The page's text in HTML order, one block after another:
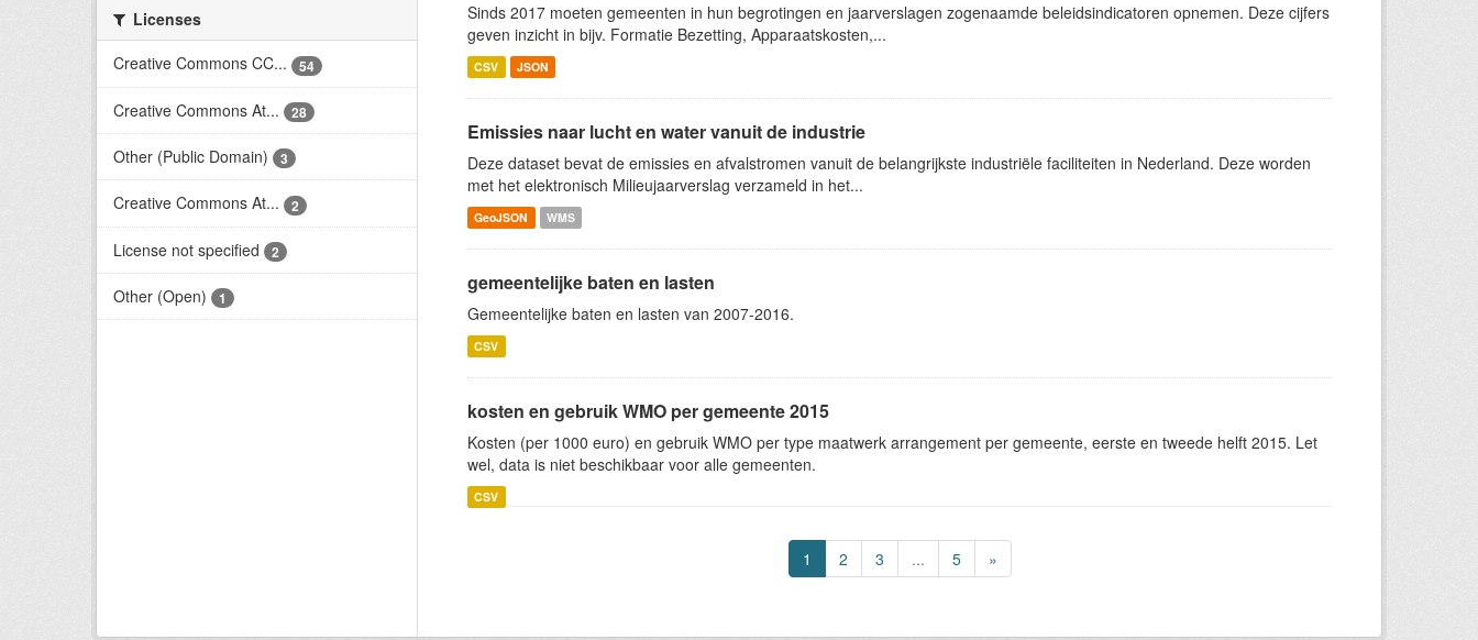
Licenses
Creative Commons CC...
54
Creative Commons At... 28
Other (Public Domain) 3
Creative Commons At... 2
License not specified 2
Other (Open) 1
Sinds 2017 moeten gemeenten in hun begrotingen en jaarverslagen zogenaamde beleidsindicatoren opnemen. Deze cijfers
geven inzicht in bijv. Formatie Bezetting, Apparaatskosten,...
CSV JSON
Emissies naar lucht en water vanuit de industrie
Deze dataset bevat de emissies en afvalstromen vanuit de belangrijkste industriële faciliteiten in Nederland. Deze worden
met het elektronisch Milieujaarverslag verzameld in het...
GeoJSON WMS
gemeentelijke baten en lasten
Gemeentelijke baten en lasten van 2007-2016.
CSV
kosten en gebruik WMO per gemeente 2015
Kosten (per 1000 euro) en gebruik WMO per type maatwerk arrangement per gemeente, eerste en tweede helft 2015. Let
wel, data is niet beschikbaar voor alle gemeenten.
CSV
1 2 3 ... 5 »